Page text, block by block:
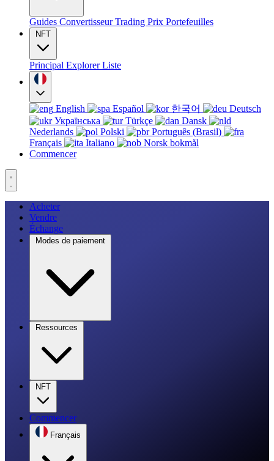
Guides ConvertisseurTrading Prix Portefeuilles
NFT
Principal ExplorerListe
English Español 한국어
Deutsch
Українська
Türkçe
Dansk
Nederlands
Polski
Português (Brasil)
Français
Italiano
Norsk bokmål
Commencer
Acheter
Vendre
Échange
Modes de paiement
Ressources
NFT
Commencer
Français